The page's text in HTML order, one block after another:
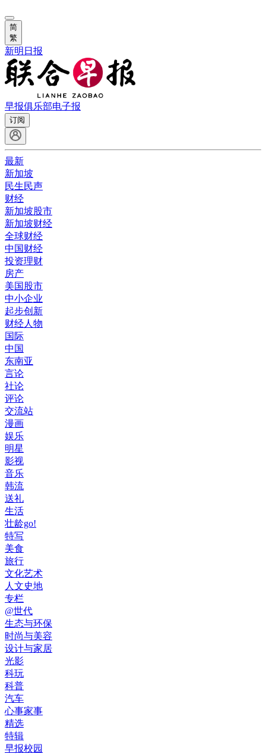
简
繁
新明日报
早报俱乐部电子报
订阅
最新
新加坡
民生民声
财经
新加坡股市
新加坡财经
全球财经
中国财经
投资理财
房产
美国股市
中小企业
起步创新
财经人物
国际
中国
东南亚
言论
社论
评论
交流站
漫画
娱乐
明星
影视
音乐
韩流
送礼
生活
壮龄go!
特写
美食
旅行
文化艺术
人文史地
专栏
@世代
生态与环保
时尚与美容
设计与家居
光影
科玩
科普
汽车
心事家事
精选
特辑
早报校园